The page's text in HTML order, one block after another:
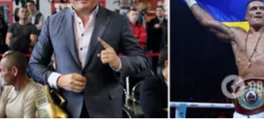
Społeczeństwo
Wojna na Ukrainie
Świat